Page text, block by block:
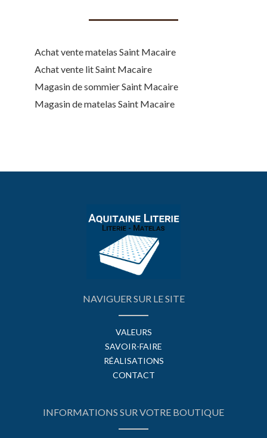
Achat vente matelas Saint Macaire
Achat vente lit Saint Macaire
Magasin de sommier Saint Macaire
Magasin de matelas Saint Macaire
NAVIGUER SUR LE SITE
VALEURS
SAVOIR-FAIRE
RÉALISATIONS
CONTACT
INFORMATIONS SUR VOTRE BOUTIQUE